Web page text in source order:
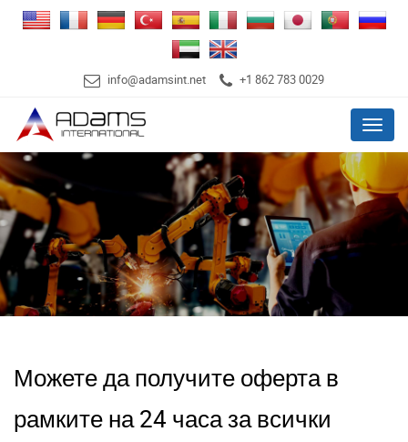
info@adamsint.net +1 862 783 0029
Menu
Можете да получите оферта в
рамките на 24 часа за всички